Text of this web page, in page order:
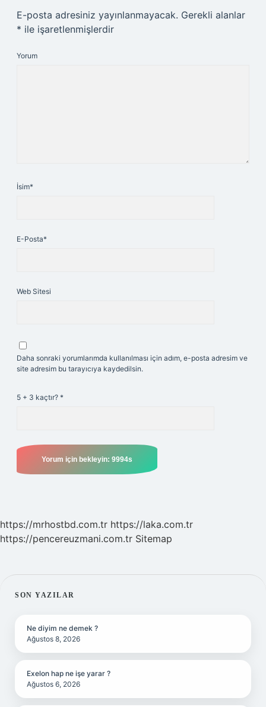
E-posta adresiniz yayınlanmayacak. Gerekli alanlar
* ile işaretlenmişlerdir
Yorum
İsim*
E-Posta*
Web Sitesi
Daha sonraki yorumlarımda kullanılması için adım, e-posta adresim ve
site adresim bu tarayıcıya kaydedilsin.
5 + 3 kaçtır? *
https://mrhostbd.com.tr https://laka.com.tr
https://pencereuzmani.com.tr Sitemap
SIDEBAR
SON YAZILAR
Ne diyim ne demek ?
Ağustos 8, 2026
Exelon hap ne işe yarar ?
Ağustos 6, 2026